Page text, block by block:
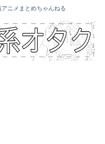
ニメまとめちゃんねる